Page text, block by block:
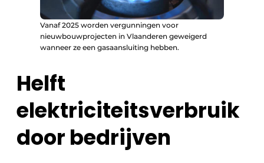
Vanaf 2025 worden vergunningen voor
nieuwbouwprojecten in Vlaanderen geweigerd
wanneer ze een gasaansluiting hebben.
Helft
elektriciteitsverbruik
door bedrijven